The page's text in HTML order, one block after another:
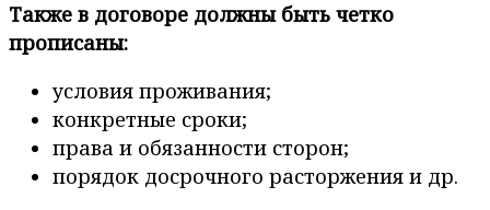
Также в договоре должны быть четко
прописаны:
условия проживания;
конкретные сроки;
права и обязанности сторон;
порядок досрочного расторжения и др.